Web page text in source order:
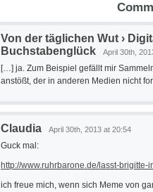
Von der täglichen Wut ›
Buchstabenglück
April 30th,
[…] ja. Zum Beispiel gefällt mir
anstößt, der in anderen Medien nicht
Claudia April 30th, 2013 at 20:54
Guck mal:
http://www.ruhrbarone.de/lasst-brigitte-
ich freue mich, wenn sich Meme von